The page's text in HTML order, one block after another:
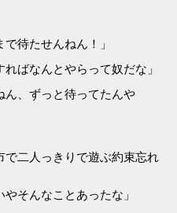
待たせんねん！」
ばなんとやらって奴だな」
ん、ずっと待ってたんや
二人っきりで遊ぶ約束忘れ
そんなことあったな」